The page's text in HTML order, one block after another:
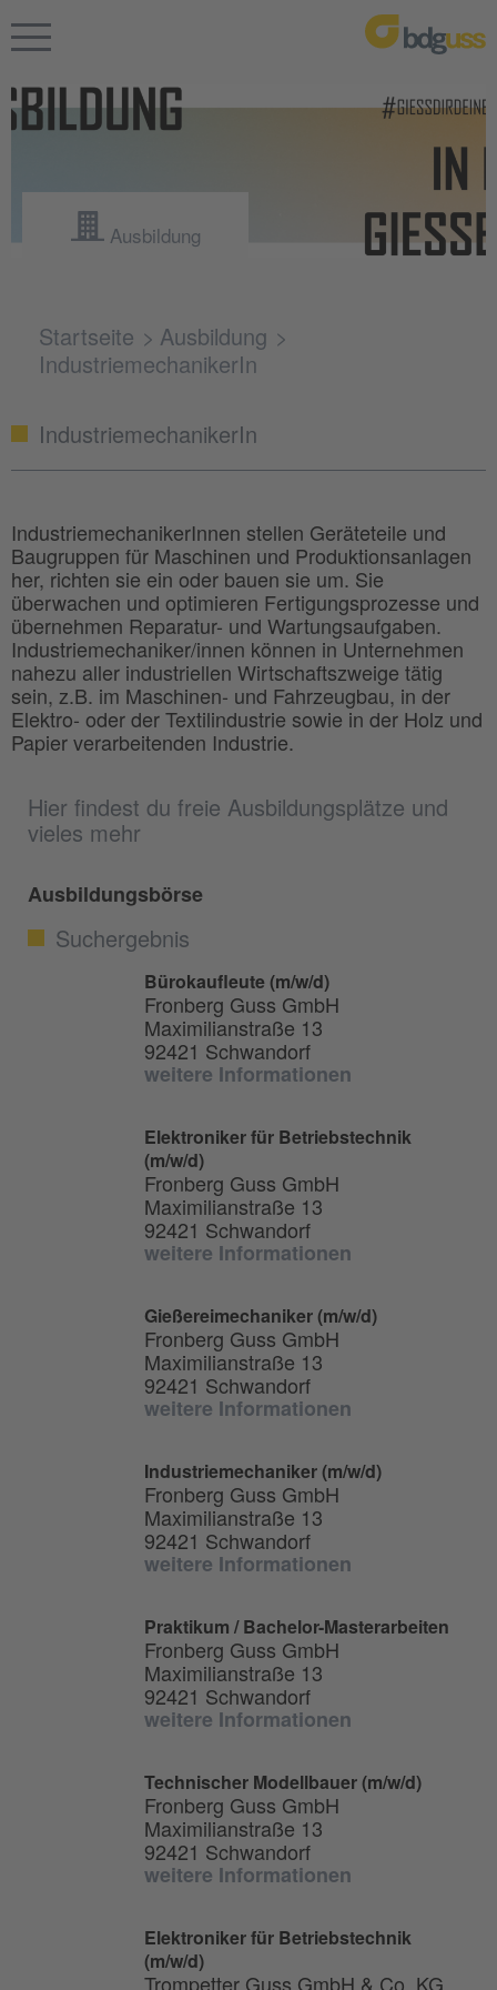
Ausbildung
Startseite
Ausbildung
IndustriemechanikerIn
Hier findest du freie Ausbildungsplätze und
vieles mehr
Ausbildungsbörse
Suchergebnis
Bürokaufleute (m/w/d)
Fronberg Guss GmbH
Maximilianstraße 13
92421 Schwandorf
weitere Informationen
Elektroniker für Betriebstechnik
(m/w/d)
Fronberg Guss GmbH
Maximilianstraße 13
92421 Schwandorf
weitere Informationen
Gießereimechaniker (m/w/d)
Fronberg Guss GmbH
Maximilianstraße 13
92421 Schwandorf
weitere Informationen
Industriemechaniker (m/w/d)
Fronberg Guss GmbH
Maximilianstraße 13
92421 Schwandorf
weitere Informationen
Praktikum / Bachelor-Masterarbeiten
Fronberg Guss GmbH
Maximilianstraße 13
92421 Schwandorf
weitere Informationen
Technischer Modellbauer (m/w/d)
Fronberg Guss GmbH
Maximilianstraße 13
92421 Schwandorf
weitere Informationen
Elektroniker für Betriebstechnik
(m/w/d)
Trompetter Guss GmbH & Co. KG
IndustriemechanikerIn
IndustriemechanikerInnen stellen Geräteteile und
Baugruppen für Maschinen und Produktionsanlagen
her, richten sie ein oder bauen sie um. Sie
überwachen und optimieren Fertigungsprozesse und
übernehmen Reparatur- und Wartungsaufgaben.
Industriemechaniker/innen können in Unternehmen
nahezu aller industriellen Wirtschaftszweige tätig
sein, z.B. im Maschinen- und Fahrzeugbau, in der
Elektro- oder der Textilindustrie sowie in der Holz und
Papier verarbeitenden Industrie.